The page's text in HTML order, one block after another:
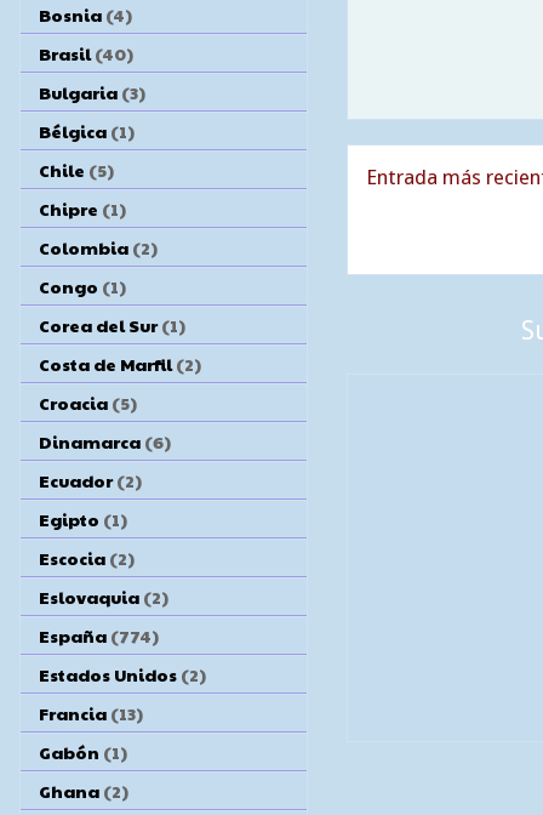
Entrada más
Bosnia (4)
Brasil (40)
Bulgaria (3)
Bélgica (1)
Chile (5)
Chipre (1)
Colombia (2)
Congo (1)
Corea del Sur (1)
Costa de Marfil (2)
Croacia (5)
Dinamarca (6)
Ecuador (2)
Egipto (1)
Escocia (2)
Eslovaquia (2)
España (774)
Estados Unidos (2)
Francia (13)
Gabón (1)
Ghana (2)